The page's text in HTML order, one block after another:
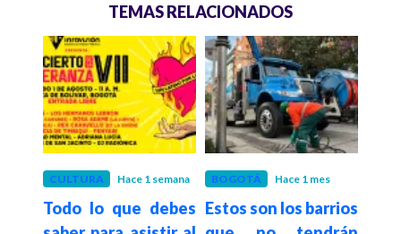
TEMAS RELACIONADOS
CULTURA Hace 1 semana
Todo lo que debes
BOGOTÁ Hace 1 mes
Estos son los barrios